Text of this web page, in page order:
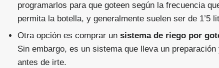
programarlos para que goteen según la frecuencia
permita la botella, y generalmente suelen ser de 1’5
Otra opción es comprar un sistema de riego por
Sin embargo, es un sistema que lleva un
antes de irte.